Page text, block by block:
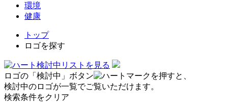
環境
健康
トップ
ロゴを探す
検討中リストを見る
ロゴの「検討中」ボタン
を押すと、
検討中のロゴが一覧でご覧いただけます。
検索条件をクリア